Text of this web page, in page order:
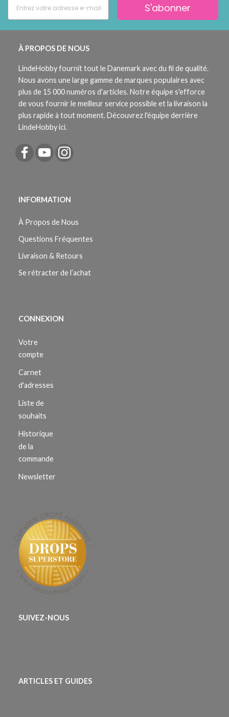
S'abonner
À PROPOS DE NOUS
LindeHobby fournit tout le Danemark avec du fil de qualité.
Nous avons une large gamme de marques populaires avec
plus de 15 000 numéros d'articles. Notre équipe s'efforce
de vous fournir le meilleur service possible et la livraison la
plus rapide à tout moment. Découvrez l'équipe derrière
LindeHobby ici.
INFORMATION
À Propos de Nous
Questions Fréquentes
Livraison & Retours
Se rétracter de l’achat
CONNEXION
Votre
compte
Carnet
d'adresses
Liste de
souhaits
Historique
de la
commande
Newsletter
SUIVEZ-NOUS
ARTICLES ET GUIDES